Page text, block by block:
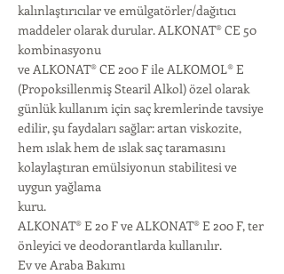
kalınlaştırıcılar ve emülgatörler/dağıtıcı
maddeler olarak durular. ALKONAT® CE 50
kombinasyonu
ve ALKONAT® CE 200 F ile ALKOMOL® E
(Propoksillenmiş Stearil Alkol) özel olarak
günlük kullanım için saç kremlerinde tavsiye
edilir, şu faydaları sağlar: artan viskozite,
hem ıslak hem de ıslak saç taramasını
kolaylaştıran emülsiyonun stabilitesi ve
uygun yağlama
kuru.
ALKONAT® E 20 F ve ALKONAT® E 200 F, ter
önleyici ve deodorantlarda kullanılır.
Ev ve Araba Bakımı